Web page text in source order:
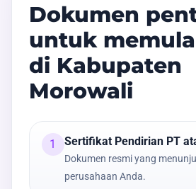
Dokumen
untuk
di Kabupaten
Morowali
1 Sertifikat Pendirian PT
Dokumen resmi yang
perusahaan Anda.